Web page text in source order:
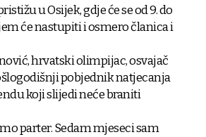
u Osijek, gdje će se od 9. do
će nastupiti i osmero članica i
hrvatski olimpijac, osvajač
pobjednik natjecanja
koji slijedi neće braniti
parter. Sedam mjeseci sam